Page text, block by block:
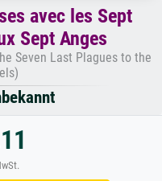
avec les Sept
Sept Anges
Seven Last Plagues to the